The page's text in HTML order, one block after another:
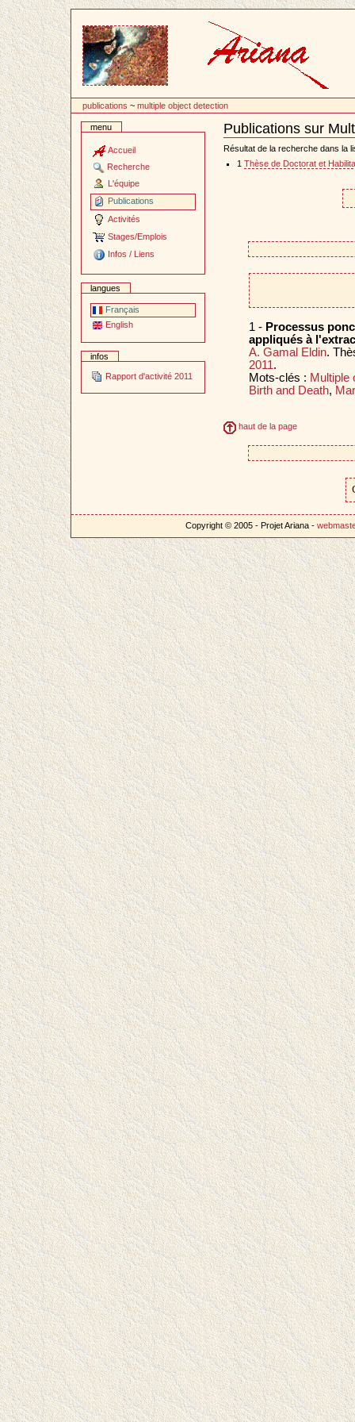
contenu
publications ~multiple object detection
menu
Accueil
Recherche
L'équipe
Publications
Activités
Stages/Emplois
Infos / Liens
langues
Français
English
infos
Rapport d'activité 2011
Publications sur
Document
Actions
Résultat de la recherche dans la
1 Thèse de Doctorat et
1 - Processus
appliqués à
A. Gamal Eldin.
2011.
Mots-clés : Multiple
Birth and Death,
haut de la page
Copyright © 2005 - Projet Ariana -